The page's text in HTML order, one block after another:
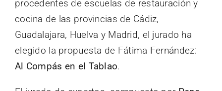
procedentes de escuelas de restauración y
cocina de las provincias de Cádiz,
Guadalajara, Huelva y Madrid, el jurado ha
elegido la propuesta de Fátima Fernández:
Al Compás en el Tablao.